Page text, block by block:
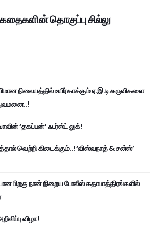
தொகுப்பு சில்லு
நிலையத்தில் உயிர்காக்கும் ஏ.இ.டி கருவிகளை
‘தகப்பன்’ ஃபர்ஸ்ட் லுக்!
வெற்றி கிடைக்கும்..! ‘விஸ்வநாத் & சன்ஸ்’
பிறகு நான் நிறைய போலீஸ் கதாபாத்திரங்களில்
விழா !